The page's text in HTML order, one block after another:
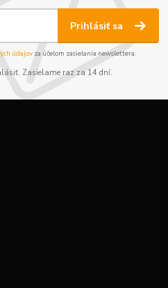
Prihlásiť sa
údajov za účelom zasielania newslettera.
Zasielame raz za 14 dní.